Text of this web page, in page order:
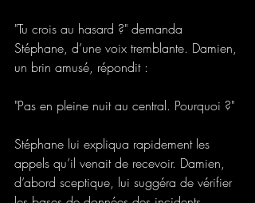
"Tu crois au hasard ?" demanda
Stéphane, d’une voix tremblante. Damien,
un brin amusé, répondit :
"Pas en pleine nuit au central. Pourquoi ?"
Stéphane lui expliqua rapidement les
appels qu’il venait de recevoir. Damien,
d’abord sceptique, lui suggéra de vérifier